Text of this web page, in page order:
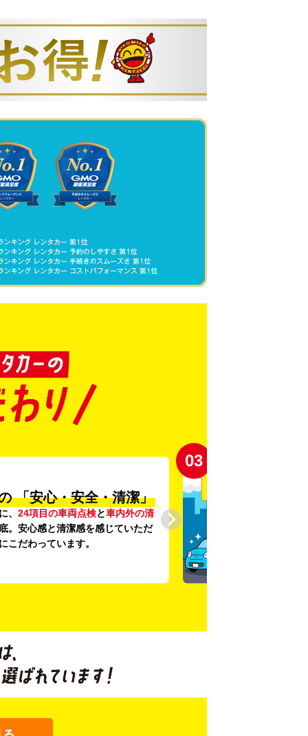
録から4年未満の
い車がいっぱい♪
満の新しいクルマを多数導入し、
供を追求しています。もちろん追
。
04